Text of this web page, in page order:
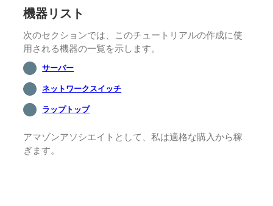
機器リスト
次のセクションでは、このチュートリアルの作成に使
用される機器の一覧を示します。
サーバー
ネットワークスイッチ
ラップトップ
アマゾンアソシエイトとして、私は適格な購入から稼
ぎます。